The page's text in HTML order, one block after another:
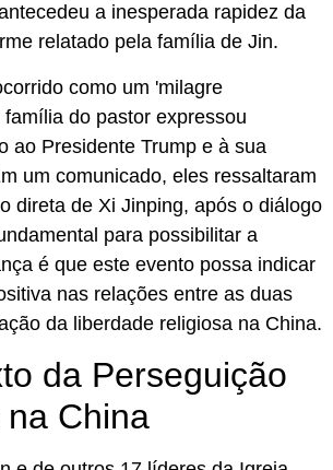
a inesperada rapidez da
relatado pela família de Jin.
como um 'milagre
do pastor expressou
ao Presidente Trump e à sua
um comunicado, eles ressaltaram
direta de Xi Jinping, após o diálogo
para possibilitar a
é que este evento possa indicar
nas relações entre as duas
da liberdade religiosa na China.
da Perseguição
China